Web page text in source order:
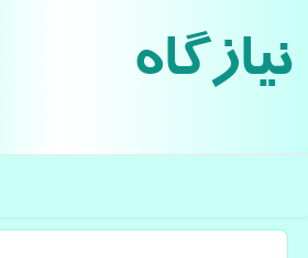
نیازگاه